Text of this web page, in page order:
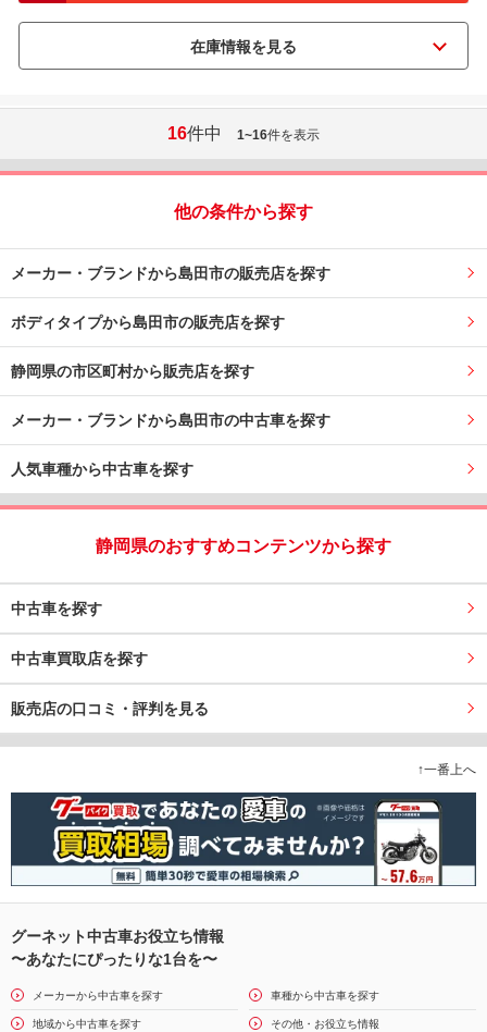
16件中 1~16件を表示
他の条件から探す
メーカー・ブランドから島田市の販売店を探す
ボディタイプから島田市の販売店を探す
静岡県の市区町村から販売店を探す
メーカー・ブランドから島田市の中古車を探す
人気車種から中古車を探す
静岡県のおすすめコンテンツから探す
中古車を探す
中古車買取店を探す
販売店の口コミ・評判を見る
↑一番上へ
グーネット中古車お役立ち情報
〜あなたにぴったりな1台を〜
メーカーから中古車を探す 車種から中古車を探す
地域から中古車を探す その他・お役立ち情報